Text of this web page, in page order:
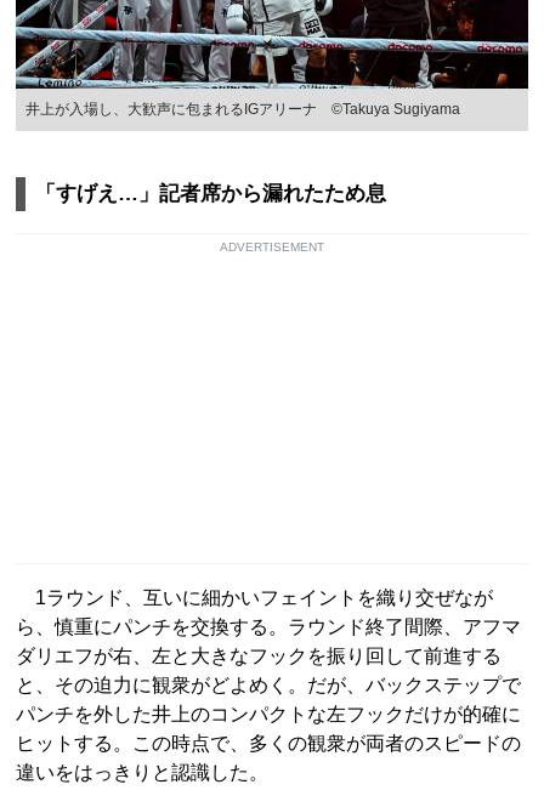
井上が入場し、大歓声に包まれるIGアリーナ ©Takuya Sugiyama
「すげえ…」記者席から漏れたため息
ADVERTISEMENT
1ラウンド、互いに細かいフェイントを織り交ぜなが
ら、慎重にパンチを交換する。ラウンド終了間際、アフマ
ダリエフが右、左と大きなフックを振り回して前進する
と、その迫力に観衆がどよめく。だが、バックステップで
パンチを外した井上のコンパクトな左フックだけが的確に
ヒットする。この時点で、多くの観衆が両者のスピードの
違いをはっきりと認識した。